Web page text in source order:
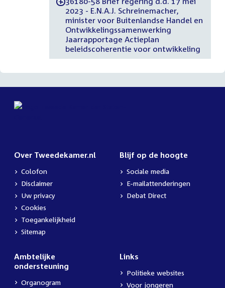
2023 - E.N.A.J. Schreinemacher,
minister voor Buitenlandse Handel en
Ontwikkelingssamenwerking
Jaarrapportage Actieplan
beleidscoherentie voor ontwikkeling
Over Tweedekamer.nl
Colofon
Disclaimer
Uw privacy
Cookies
Toegankelijkheid
Sitemap
Blijf op de hoogte
Sociale media
E-mailattenderingen
Debat Direct
Ambtelijke
ondersteuning
Organogram
Links
Politieke websites
Voor jongeren